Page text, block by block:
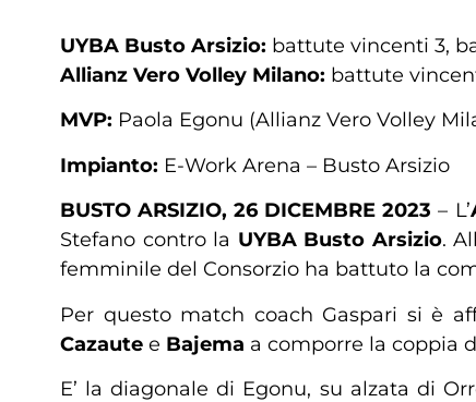
UYBA Busto Arsizio: battute vincenti 3,
Allianz Vero Volley Milano: battute
MVP: Paola Egonu (Allianz Vero Volley
Impianto: E-Work Arena – Busto Arsizio
BUSTO ARSIZIO, 26 DICEMBRE 2023– L’
Stefano contro la UYBA Busto Arsizio.
femminile del Consorzio ha battuto la
Per questo match coach Gaspari si è
Cazaute e Bajema a comporre la coppia
E’ la diagonale di Egonu, su alzata di